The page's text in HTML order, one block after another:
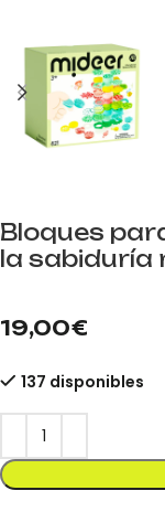
Bloques
la sabiduría
19,00€
137 disponibles